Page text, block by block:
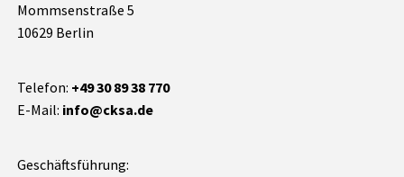
Mommsenstraße 5
10629 Berlin
Telefon: +49 30 89 38 770
E-Mail: info@cksa.de
Geschäftsführung: